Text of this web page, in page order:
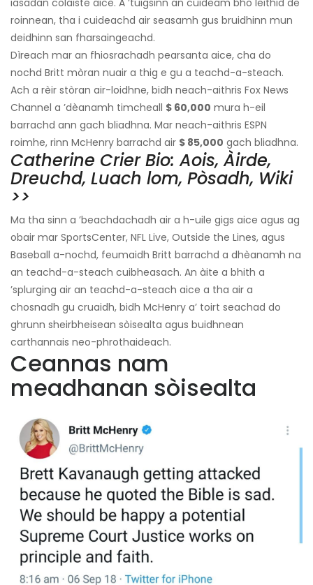
roinnean, tha i cuideachd air seasamh gus bruidhinn mun
deidhinn san fharsaingeachd.
Dìreach mar an fhiosrachadh pearsanta aice, cha do
nochd Britt mòran nuair a thig e gu a teachd-a-steach.
Ach a rèir stòran air-loidhne, bidh neach-aithris Fox News
Channel a ’dèanamh timcheall $ 60,000 mura h-eil
barrachd ann gach bliadhna. Mar neach-aithris ESPN
roimhe, rinn McHenry barrachd air $ 85,000 gach bliadhna.
Catherine Crier Bio: Aois, Àirde,
Dreuchd, Luach lom, Pòsadh, Wiki
>>
Ma tha sinn a ’beachdachadh air a h-uile gigs aice agus ag
obair mar SportsCenter, NFL Live, Outside the Lines, agus
Baseball a-nochd, feumaidh Britt barrachd a dhèanamh na
an teachd-a-steach cuibheasach. An àite a bhith a
’splurging air an teachd-a-steach aice a tha air a
chosnadh gu cruaidh, bidh McHenry a’ toirt seachad do
ghrunn sheirbheisean sòisealta agus buidhnean
carthannais neo-phrothaideach.
Ceannas nam
meadhanan sòisealta